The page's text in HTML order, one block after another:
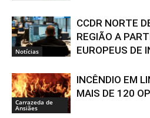
Notícias
CCDR NORTE
REGIÃO A
EUROPEUS DE
Carrazeda de
Ansiães
INCÊNDIO EM
MAIS DE 120